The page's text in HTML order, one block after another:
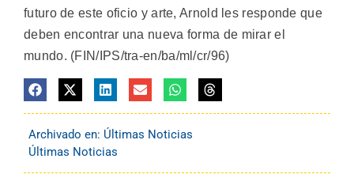
futuro de este oficio y arte, Arnold les responde que
deben encontrar una nueva forma de mirar el
mundo. (FIN/IPS/tra-en/ba/ml/cr/96)
Archivado en: Últimas Noticias
Últimas Noticias